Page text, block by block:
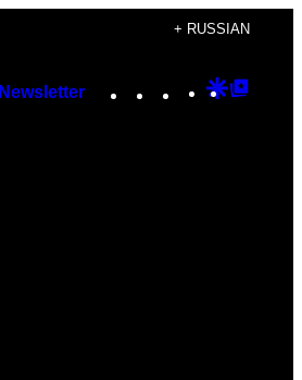
+ RUSSIAN
Newsletter Instagram
TikTok
YouTube
Google